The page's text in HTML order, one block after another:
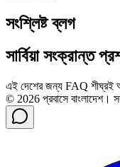
সংশ্লিষ্ট ব্লগ
সার্বিয়াসংক্রান্ত
এই দেশের জন্য FAQ শীঘ্রই
© 2026 প্রবাসে বাংলাদেশ।